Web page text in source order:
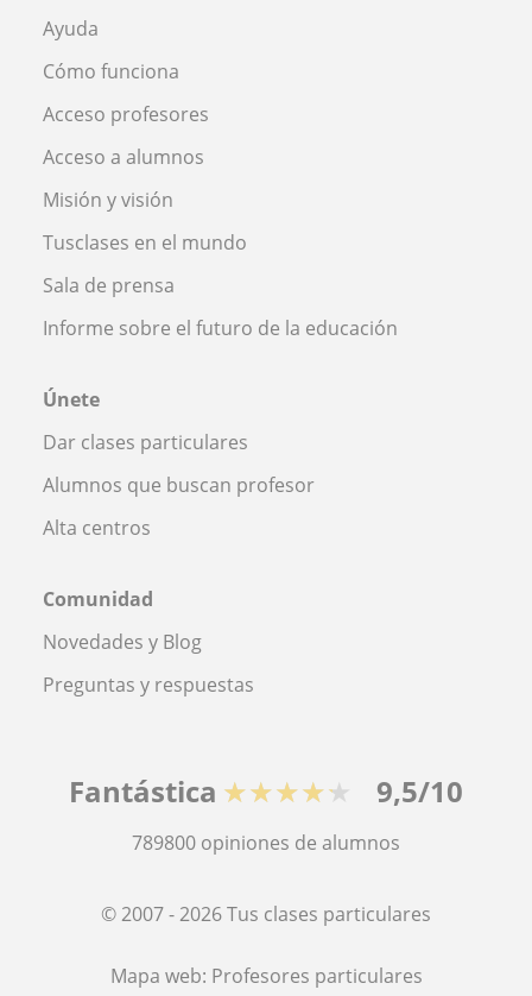
Ayuda
Cómo funciona
Acceso profesores
Acceso a alumnos
Misión y visión
Tusclases en el mundo
Sala de prensa
Informe sobre el futuro de la educación
Únete
Dar clases particulares
Alumnos que buscan profesor
Alta centros
Comunidad
Novedades y Blog
Preguntas y respuestas
Fantástica ★★★★★ 9,5/10
789800 opiniones de alumnos
© 2007 - 2026 Tus clases particulares
Mapa web: Profesores particulares